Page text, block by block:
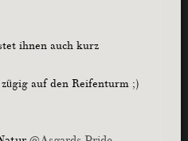
ihnen auch kurz
auf den Reifenturm ;)